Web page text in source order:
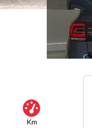
Km